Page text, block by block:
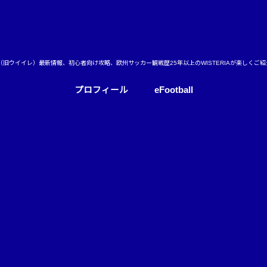
旧ウイイレ）最新情報、初心者向け攻略、欧州サッカー観戦歴25年以上のWISTERIAが楽しくご紹
プロフィール eFootball